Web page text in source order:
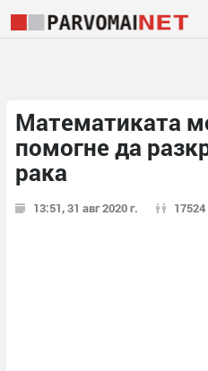
Математиката
помогне да
рака
13:51, 31 авг 2020 г. 17524